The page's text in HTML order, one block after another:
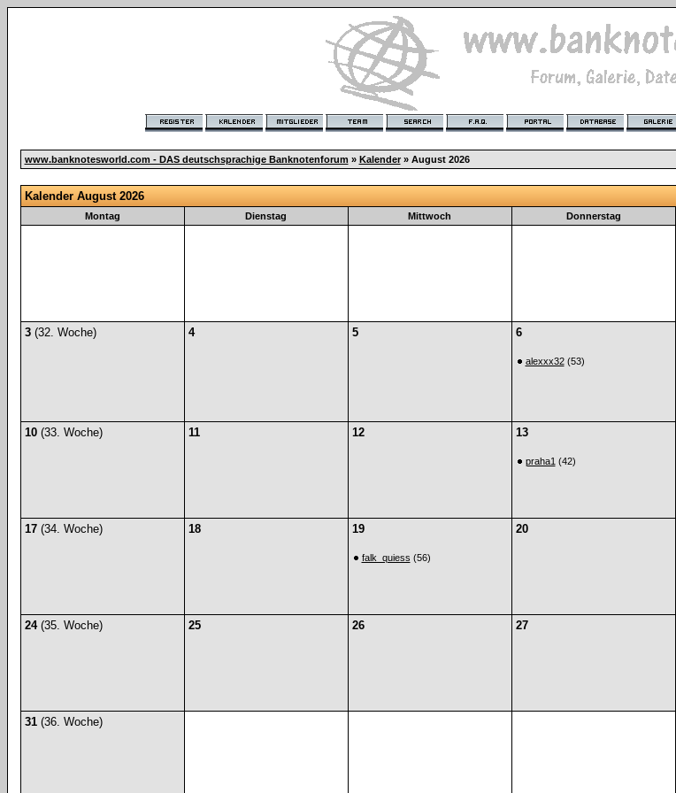
www.banknotesworld.com - DAS deutschsprachige Banknotenforum » Kalender» August 2026
Kalender August 2026
Montag Dienstag Mittwoch Donnerstag
3(32. Woche) 4 5 6
alexxx32(53)
10(33. Woche) 11 12 13
praha1 (42)
17(34. Woche) 18 19
falk_quiess (56)
20
24(35. Woche) 25 26 27
31(36. Woche)